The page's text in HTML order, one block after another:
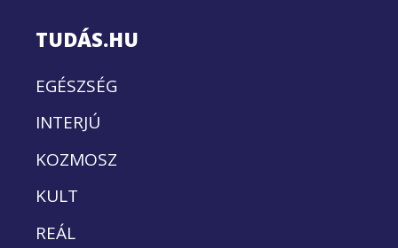
TUDÁS.HU
EGÉSZSÉG
INTERJÚ
KOZMOSZ
KULT
REÁL